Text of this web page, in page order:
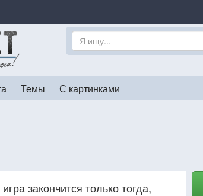
Темы С картинками
закончится только тогда,